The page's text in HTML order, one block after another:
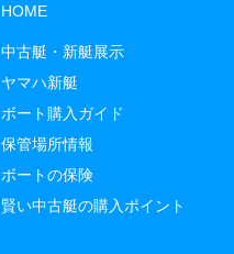
HOME
中古艇・新艇展示
ヤマハ新艇
ボート購入ガイド
保管場所情報
ボートの保険
賢い中古艇の購入ポイント